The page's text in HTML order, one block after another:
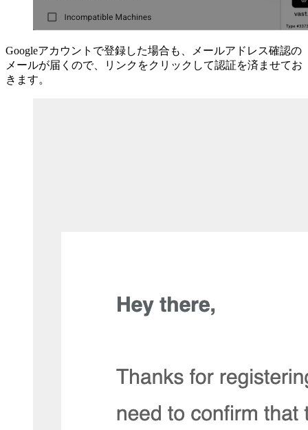
Googleアカウントで登録した場合も、メールアドレス確認の
メールが届くので、リンクをクリックして認証を済ませてお
きます。